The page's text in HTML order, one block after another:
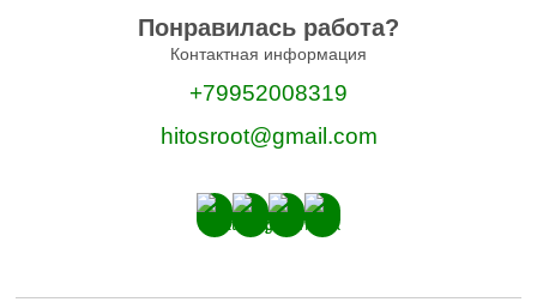
Понравилась работа?
Контактная информация
+79952008319
hitosroot@gmail.com